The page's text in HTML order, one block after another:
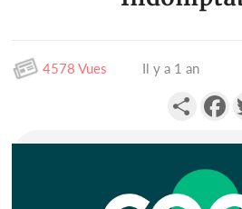
4578 Vues Il y a 1 an